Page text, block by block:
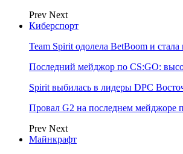
Prev Next
Киберспорт
Team Spirit одолела BetBoom и
Последний мейджор по CS:GO:
Spirit выбилась в лидеры DPC
Провал G2 на последнем мейджоре
Prev Next
Майнкрафт